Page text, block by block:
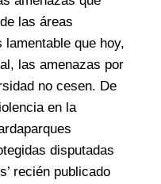
las áreas
que hoy,
las amenazas por
no cesen. De
en la
disputadas
recién publicado